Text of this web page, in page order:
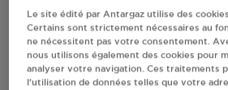
Revendeur de
S'Y RENDRE
Le site édité par Antargaz utilise des
Certains sont strictement nécessaires au
ne nécessitent pas votre consentement.
nous utilisons également des cookies pour
analyser votre navigation. Ces traitements
l’utilisation de données telles que votre